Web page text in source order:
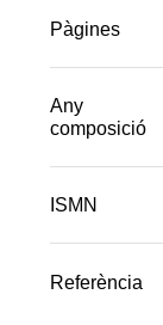
Pàgines
Any
composició
ISMN
Referència